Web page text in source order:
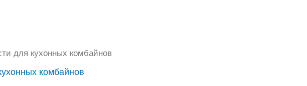
для кухонных комбайнов
комбайнов